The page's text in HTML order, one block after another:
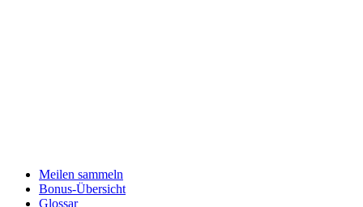
Meilen sammeln
Bonus-Übersicht
Glossar